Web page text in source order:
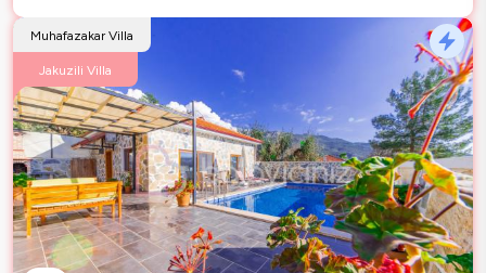
Muhafazakar Villa
Jakuzili Villa